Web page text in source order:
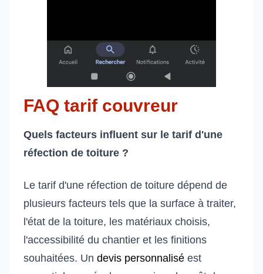
FAQ tarif couvreur
Quels facteurs influent sur le tarif d'une
réfection de toiture ?
Le tarif d'une réfection de toiture dépend de
plusieurs facteurs tels que la surface à traiter,
l'état de la toiture, les matériaux choisis,
l'accessibilité du chantier et les finitions
souhaitées. Un devis personnalisé est